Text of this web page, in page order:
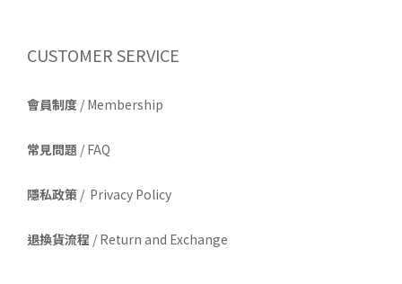
CUSTOMER SERVICE
會員制度 / Membership
常見問題 / FAQ
隱私政策 / Privacy Policy
退換貨流程 / Return and Exchange